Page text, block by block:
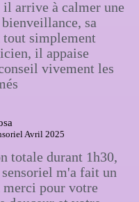
arrive à calmer une
sa
simplement
il appaise
vivement les
Avril 2025
totale durant 1h30,
m'a fait un
pour votre